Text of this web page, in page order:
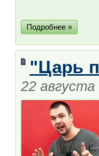
Подробнее »
"Царь
22 августа